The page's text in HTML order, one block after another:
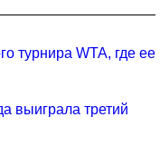
турнира WTA, где ее
выиграла третий